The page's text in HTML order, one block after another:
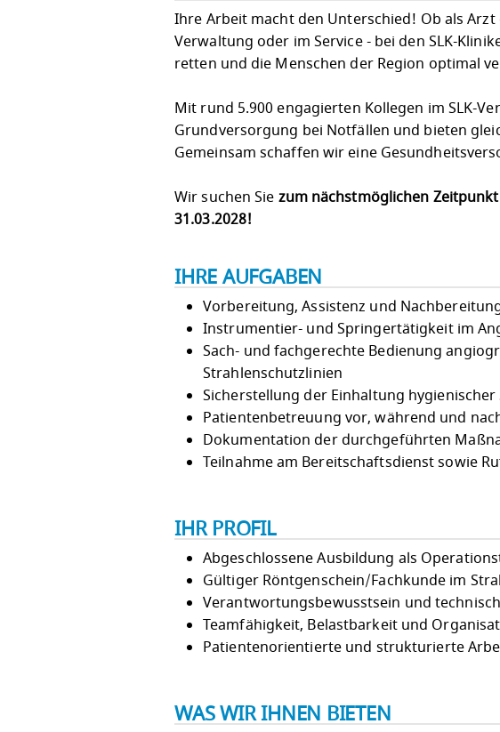
Ihre Arbeit macht den Unterschied! Ob als
Verwaltung oder im Service - bei den SLK-
retten und die Menschen der Region optimal
Mit rund 5.900 engagierten Kollegen im SLK-
Grundversorgung bei Notfällen und bieten
Gemeinsam schaffen wir eine
Wir suchen Sie zum nächstmöglichen Zeitpunkt
31.03.2028!
IHRE AUFGABEN
Vorbereitung, Assistenz und
Instrumentier- und Springertätigkeit im
Sach- und fachgerechte Bedienung
Strahlenschutzlinien
Sicherstellung der Einhaltung hygienischer
Patientenbetreuung vor, während und
Dokumentation der durchgeführten
Teilnahme am Bereitschaftsdienst sowie
IHR PROFIL
Abgeschlossene Ausbildung als
Gültiger Röntgenschein/Fachkunde im
Verantwortungsbewusstsein und
Teamfähigkeit, Belastbarkeit und
Patientenorientierte und strukturierte
WAS WIR IHNEN BIETEN